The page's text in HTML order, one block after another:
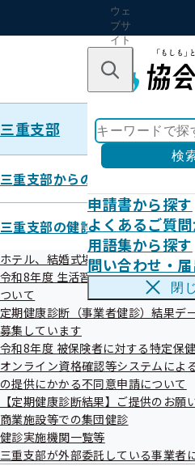
ウェ
ブサ
イト
のナ
ン
キーワードで探す
検
申請書から探す
よくあるご質
用語集から探す
問い合わせ・
閉
三重支部
三重支部からのお知らせ
三重支部の健診・保健指導のご
ホテル、結婚式場等での集団健診（
令和8年度 生活習慣病予防健診及び
ついて
定期健康診断（事業者健診）結果デ
募集しています
令和8年度 被保険者に対する特定保
オンライン資格確認等システムによ
の提供にかかる不同意申請について
【定期健康診断結果】ご提供のお願
商業施設等での集団健診
健診実施機関一覧等
三重支部が外部委託している事業者
令和07年度
事務処理誤
令和